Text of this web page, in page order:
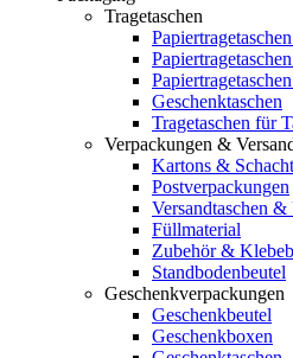
Tragetaschen
Geschenktaschen
Tragetaschen für
Verpackungen &
Kartons &
Postverpackungen
Versandtaschen
Füllmaterial
Zubehör &
Standbodenbeutel
Geschenkverpackungen
Geschenkbeutel
Geschenkboxen